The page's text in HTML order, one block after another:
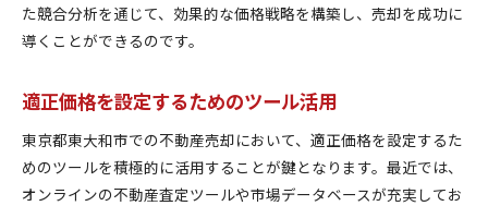
た競合分析を通じて、効果的な価格戦略を構築し、売却を成功に
導くことができるのです。
適正価格を設定するためのツール活用
東京都東大和市での不動産売却において、適正価格を設定するた
めのツールを積極的に活用することが鍵となります。最近では、
オンラインの不動産査定ツールや市場データベースが充実してお